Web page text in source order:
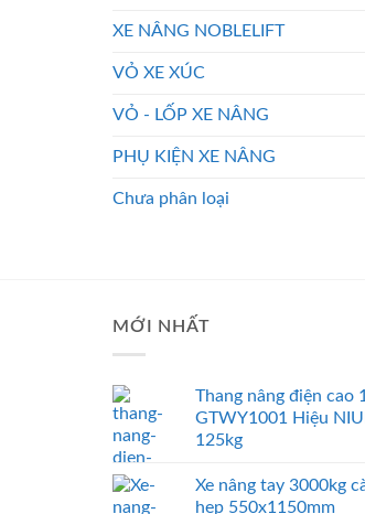
XE NÂNG NOBLELIFT
VỎ XE XÚC
VỎ - LỐP XE NÂNG
PHỤ KIỆN XE NÂNG
Chưa phân loại
MỚI NHẤT
Thang nâng điện cao
GTWY1001 Hiệu
125kg
Xe nâng tay 3000kg
hẹp 550x1150mm